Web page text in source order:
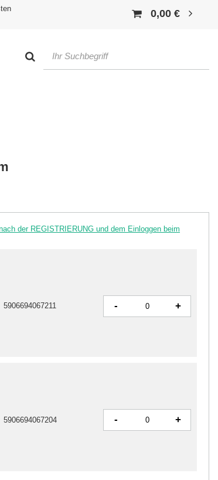
0,00 €
der REGISTRIERUNG und dem Einloggen beim
5906694067211 - +
5906694067204 - +